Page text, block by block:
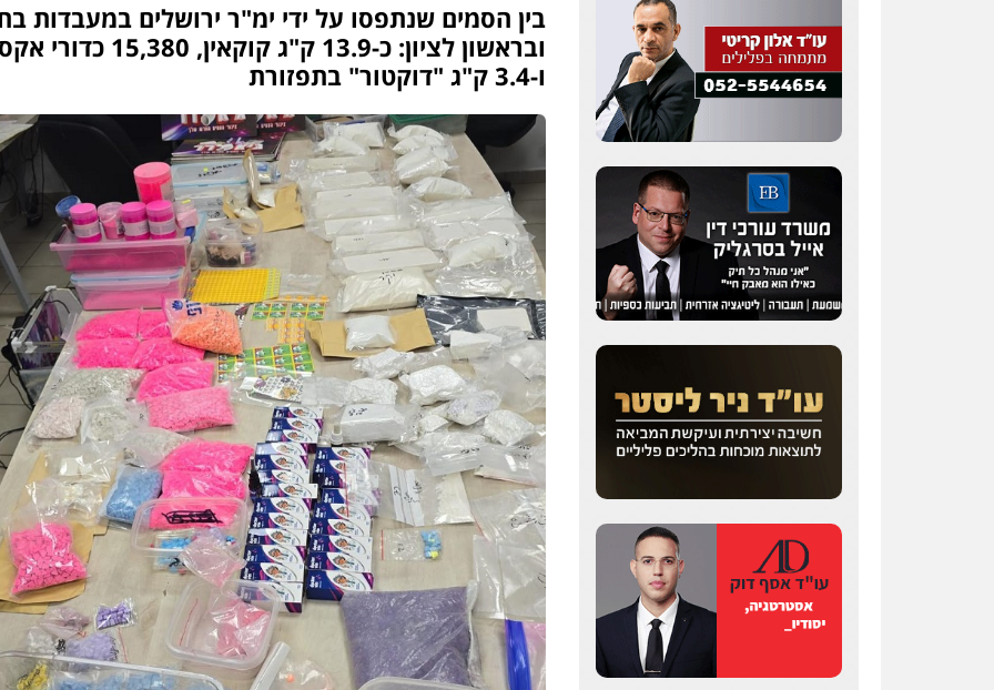
עו"ד אלון קריטי
פלילי כלכלי אלימות
0525544654
שני אלגרבלי – משרד
אסירים תעבורה
0507120031
עו"ד רונן בנדל
משפט פלילי פשיעה
בין הסמים שנתפסו על ידי ימ"ר ירושלים במעבדות
ובראשון לציון: כ-13.9 ק"ג קוקאין,
ו-3.4 ק"ג "דוקטור" בתפזורת